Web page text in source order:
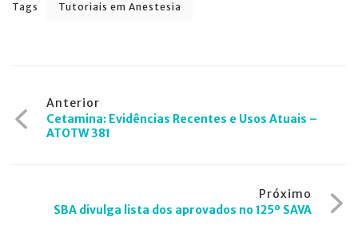
Tags Tutoriais em Anestesia
Navegação
de
Anterior
Cetamina: Evidências Recentes e Usos Atuais –
ATOTW 381
Próximo
SBA divulga lista dos aprovados no 125º SAVA